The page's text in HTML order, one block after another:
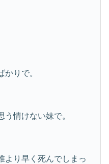
りで。
情けない妹で。
より早く死んでしまっ